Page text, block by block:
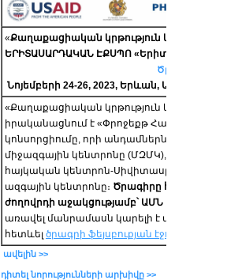
«Քաղաքացիական կրթություն և
ԵՐԻՏԱՍԱՐԴԱԿԱՆ ԷՔՍՊՈ «Երիտասարդ,
Ծրագիր
Նոյեմբերի 24-26, 2023, Երևան, Անի Պլազա
«Քաղաքացիական կրթություն և
իրականացնում է «Փրոջեքթ Հարմոնի
կոնսորցիումը, որի անդամներն են
միջազգային կենտրոնը (ՄԶՄԿ),
հայկական կենտրոն-Սիվիտասը, Կրթական
ազգային կենտրոնը։ Ծրագիրը հնարավոր է
ժողովրդի աջակցությամբ՝ ԱՄՆ ՄԶԳ
առավել մանրամասն կարելի է տեղեկանալ և
հետևել ծրագրի ֆեյսբուքյան էջում
ավելին >>
դիտել նորությունների արխիվը >>